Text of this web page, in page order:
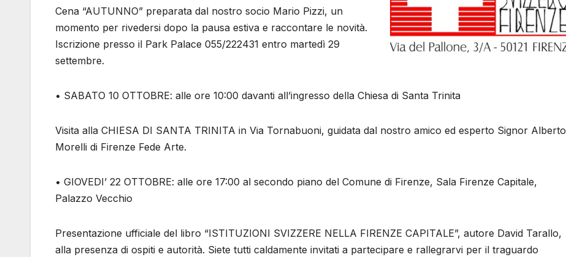
Cena “AUTUNNO” preparata dal nostro socio Mario Pizzi, un
momento per rivedersi dopo la pausa estiva e raccontare le novità.
Iscrizione presso il Park Palace 055/222431 entro martedì 29
settembre.
• SABATO 10 OTTOBRE: alle ore 10:00 davanti all’ingresso della Chiesa di Santa Trinita
Visita alla CHIESA DI SANTA TRINITA in Via Tornabuoni, guidata dal nostro amico ed esperto Signor Alberto
Morelli di Firenze Fede Arte.
• GIOVEDI’ 22 OTTOBRE: alle ore 17:00 al secondo piano del Comune di Firenze, Sala Firenze Capitale,
Palazzo Vecchio
Presentazione ufficiale del libro “ISTITUZIONI SVIZZERE NELLA FIRENZE CAPITALE”, autore David Tarallo,
alla presenza di ospiti e autorità. Siete tutti caldamente invitati a partecipare e rallegrarvi per il traguardo